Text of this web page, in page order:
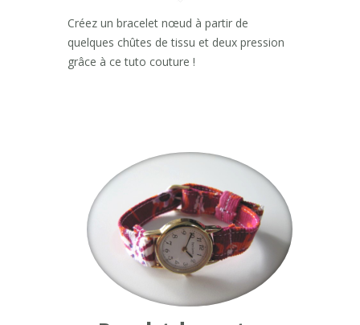
Créez un bracelet nœud à partir de
quelques chûtes de tissu et deux pression
grâce à ce tuto couture !